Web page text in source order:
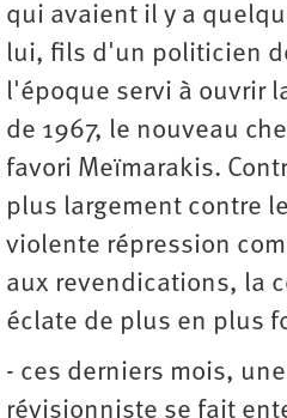
qui avaient il y a
lui, fils d'un politicien
l'époque servi à ouvrir
de 1967, le nouveau
favori Meïmarakis.
plus largement contre
violente répression
aux revendications, la
éclate de plus en plus
- ces derniers mois,
révisionniste se fait